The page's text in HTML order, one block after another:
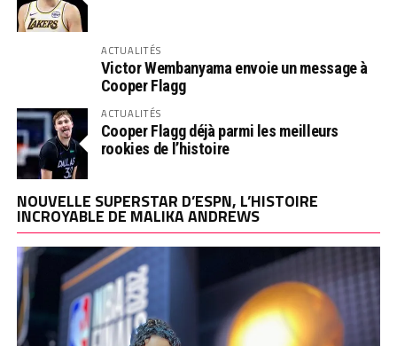
ACTUALITÉS
Victor Wembanyama envoie un message à
Cooper Flagg
ACTUALITÉS
Cooper Flagg déjà parmi les meilleurs
rookies de l’histoire
NOUVELLE SUPERSTAR D’ESPN, L’HISTOIRE
INCROYABLE DE MALIKA ANDREWS